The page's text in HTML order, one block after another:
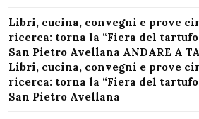
Libri, cucina, convegni e prove
ricerca: torna la “Fiera del tartufo
San Pietro Avellana ANDARE A
Libri, cucina, convegni e prove
ricerca: torna la “Fiera del tartufo
San Pietro Avellana